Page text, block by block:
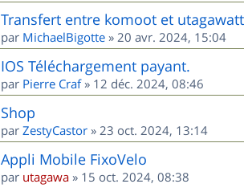
Transfert entre komoot et utagawatt
par MichaelBigotte » 20 avr. 2024, 15:04
IOS Téléchargement payant.
par Pierre Craf» 12 déc. 2024, 08:46
Shop
par ZestyCastor » 23 oct. 2024, 13:14
Appli Mobile FixoVelo
par utagawa » 15 oct. 2024, 08:38